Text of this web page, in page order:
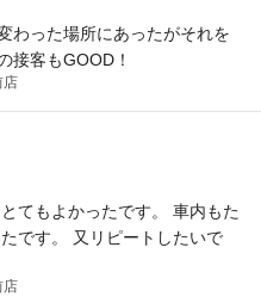
わった場所にあったがそれを
接客もGOOD！
店
てもよかったです。 車内もた
です。 又リピートしたいで
店